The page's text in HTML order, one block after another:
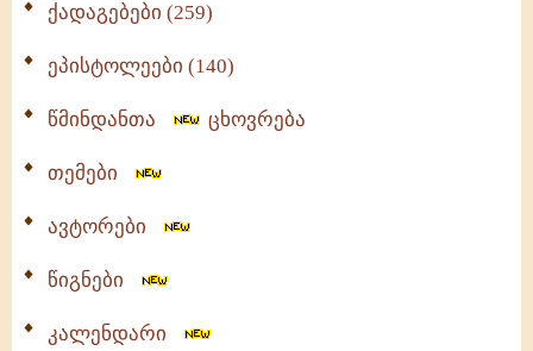
ქადაგებები (259)
ეპისტოლეები (140)
წმინდანთა ცხოვრება
თემები
ავტორები
წიგნები
კალენდარი